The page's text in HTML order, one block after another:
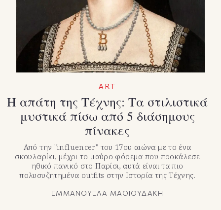
ART
Η απάτη της Τέχνης: Τα στιλιστικά
μυστικά πίσω από 5 διάσημους
πίνακες
Από την "influencer" του 17ου αιώνα με το ένα
σκουλαρίκι, μέχρι το μαύρο φόρεμα που προκάλεσε
ηθικό πανικό στο Παρίσι, αυτά είναι τα πιο
πολυσυζητημένα outfits στην Ιστορία της Τέχνης.
ΕΜΜΑΝΟΥΕΛΑ ΜΑΘΙΟΥΔΑΚΗ